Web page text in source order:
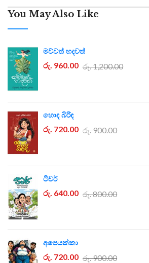
You May Also Like
මව්වත් හදවත්
රු. 960.00 රු. 1,200.00
හොඳ බිරිඳ
රු. 720.00 රු. 900.00
ටීචර්
රු. 640.00 රු. 800.00
අපෙයක්කා
රු. 720.00 රු. 900.00